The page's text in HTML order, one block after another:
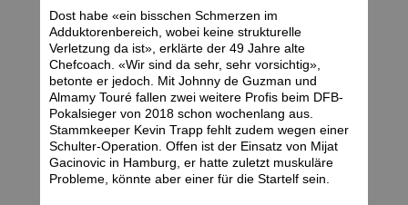
Dost habe «ein bisschen Schmerzen im
Adduktorenbereich, wobei keine strukturelle
Verletzung da ist», erklärte der 49 Jahre alte
Chefcoach. «Wir sind da sehr, sehr vorsichtig»,
betonte er jedoch. Mit Johnny de Guzman und
Almamy Touré fallen zwei weitere Profis beim DFB-
Pokalsieger von 2018 schon wochenlang aus.
Stammkeeper Kevin Trapp fehlt zudem wegen einer
Schulter-Operation. Offen ist der Einsatz von Mijat
Gacinovic in Hamburg, er hatte zuletzt muskuläre
Probleme, könnte aber einer für die Startelf sein.